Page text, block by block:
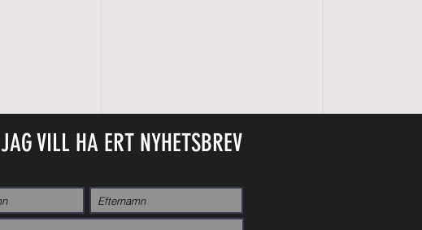
JAG VILL HA ERT NYHETSBREV